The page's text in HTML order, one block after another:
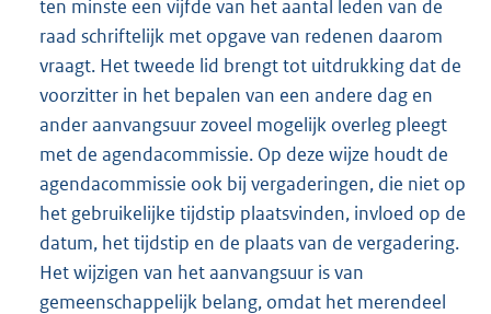
ten minste een vijfde van het aantal leden van de
raad schriftelijk met opgave van redenen daarom
vraagt. Het tweede lid brengt tot uitdrukking dat de
voorzitter in het bepalen van een andere dag en
ander aanvangsuur zoveel mogelijk overleg pleegt
met de agendacommissie. Op deze wijze houdt de
agendacommissie ook bij vergaderingen, die niet op
het gebruikelijke tijdstip plaatsvinden, invloed op de
datum, het tijdstip en de plaats van de vergadering.
Het wijzigen van het aanvangsuur is van
gemeenschappelijk belang, omdat het merendeel